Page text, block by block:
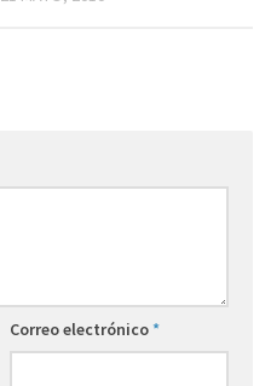
Correo electrónico*